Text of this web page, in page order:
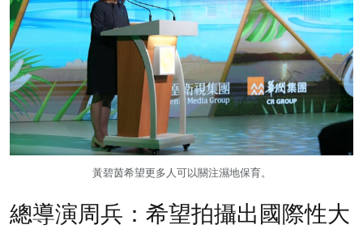
黃碧茵希望更多人可以關注濕地保育。
總導演周兵：希望拍攝出國際性大